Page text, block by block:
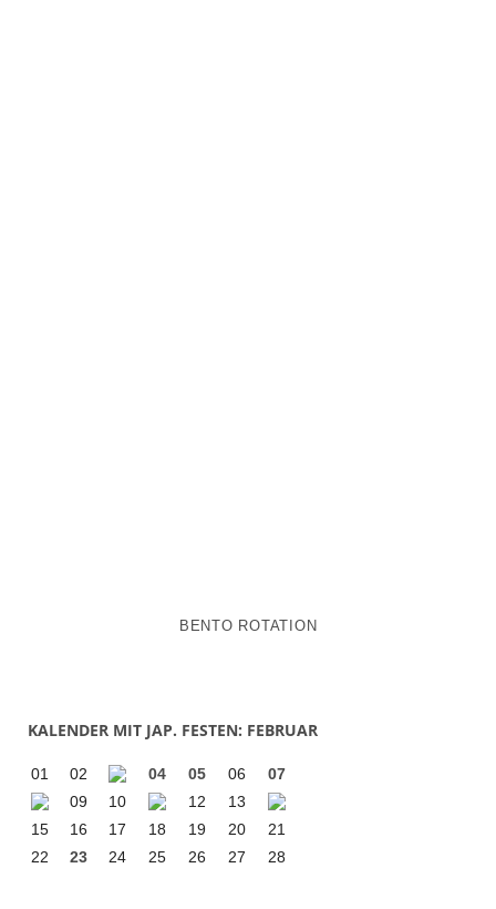
BENTO ROTATION
KALENDER MIT JAP. FESTEN: FEBRUAR
01 02 04 05 06
07
09
10 12
13
15
16 17 18 19 20
21
22
23 24 25 26 27 28